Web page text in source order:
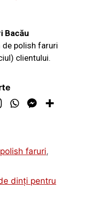
Bacău
de polish faruri
clientului.
polish faruri,
dinți pentru